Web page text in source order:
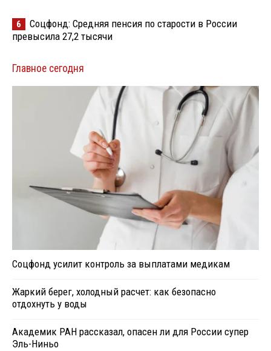
6
Соцфонд: Средняя пенсия по старости в России
превысила 27,2 тысячи
Главное сегодня
Соцфонд усилит контроль за выплатами медикам
Жаркий берег, холодный расчет: как безопасно
отдохнуть у воды
Академик РАН рассказал, опасен ли для России супер
Эль-Ниньо